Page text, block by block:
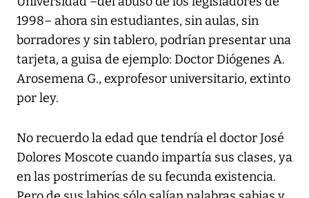
1998– ahora sin estudiantes, sin aulas, sin
borradores y sin tablero, podrían presentar una
tarjeta, a guisa de ejemplo: Doctor Diógenes A.
Arosemena G., exprofesor universitario, extinto
por ley.
No recuerdo la edad que tendría el doctor José
Dolores Moscote cuando impartía sus clases, ya
en las postrimerías de su fecunda existencia.